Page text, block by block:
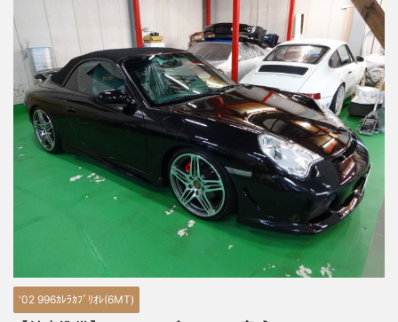
'02 996ｶﾚﾗｶﾌﾞﾘｵﾚ(6MT)